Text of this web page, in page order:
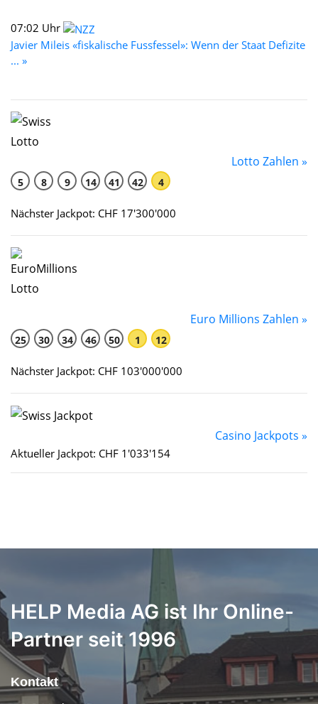
07:02 Uhr
Javier Mileis «fiskalische Fussfessel»: Wenn der Staat Defizite
... »
Lotto Zahlen »
5 8 9 14 41 42 4
Nächster Jackpot: CHF 17'300'000
Euro Millions Zahlen »
25 30 34 46 50 1 12
Nächster Jackpot: CHF 103'000'000
Casino Jackpots »
Aktueller Jackpot: CHF 1'033'154
HELP Media AG ist Ihr Online-
Partner seit 1996
Kontakt